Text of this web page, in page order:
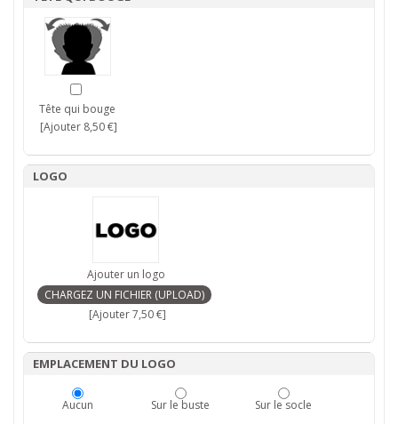
Tête qui bouge
[Ajouter 8,50 €]
LOGO
Ajouter un logo
[Ajouter 7,50 €]
EMPLACEMENT DU LOGO
Aucun Sur le buste Sur le socle